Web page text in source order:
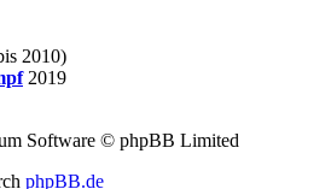
2010)
2019
Software © phpBB Limited
phpBB.de